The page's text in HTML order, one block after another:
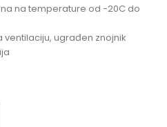
na temperature od -20C do
ventilaciju, ugrađen znojnik